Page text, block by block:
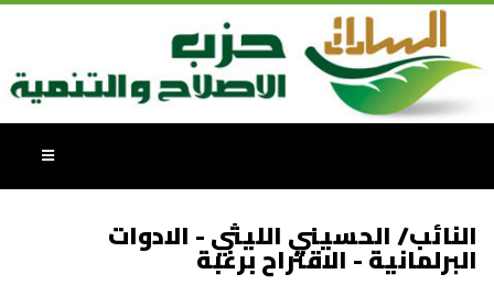
النائب/ الحسيني الليثي - الادوات
البرلمانية - الاقتراح برغبة